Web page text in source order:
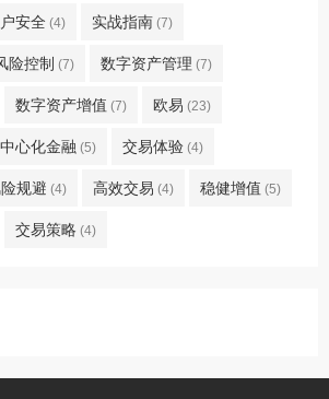
安全 (4) 实战指南 (7)
险控制 (7) 数字资产管理 (7)
数字资产增值 (7) 欧易 (23)
心化金融 (5) 交易体验 (4)
规避 (4) 高效交易 (4) 稳健增值 (5)
交易策略 (4)